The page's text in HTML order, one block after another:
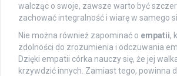
walcząc o swoje, zawsze warto być
zachować integralność i wiarę w samego
Nie można również zapominać o empatii,
zdolności do zrozumienia i odczuwania
Dzięki empatii córka nauczy się, że jej
krzywdzić innych. Zamiast tego, powinna